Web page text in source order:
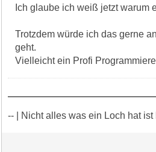
Ich glaube ich weiß jetzt warum
Trotzdem würde ich das gerne
geht.
Vielleicht ein Profi
-- | Nicht alles was ein Loch hat ist